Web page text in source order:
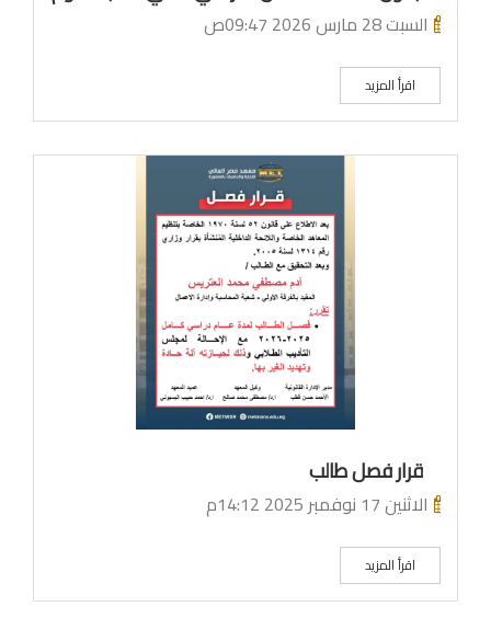
السبت 28 مارس 2026 09:47ص
اقرأ المزيد
قرار فصل طالب
الاثنين 17 نوفمبر 2025 14:12م
اقرأ المزيد